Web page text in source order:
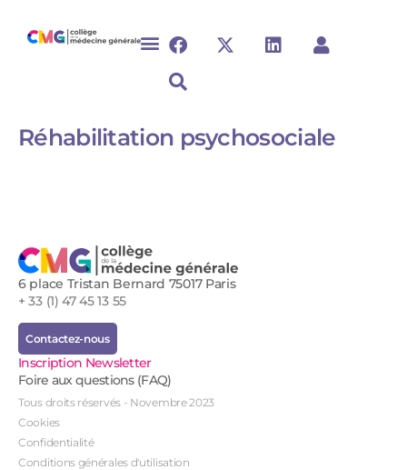
Réhabilitation psychosociale​​
6 place Tristan Bernard 75017 Paris
+ 33 (1) 47 45 13 55
Contactez-nous
Inscription Newsletter
Foire aux questions (FAQ)
Tous droits réservés - Novembre 2023
Cookies
Confidentialité
Conditions générales d'utilisation